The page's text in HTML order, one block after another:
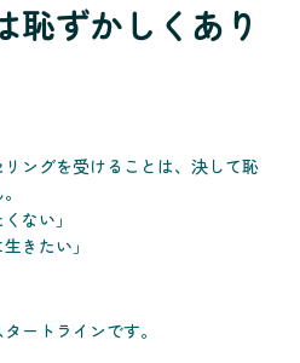
恥ずかしくあり
ングを受けることは、決して恥
ない」
きたい」
ートラインです。